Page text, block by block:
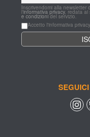
Inscrivendomi alla newsletter
l'informativa privacy, redata ai
e condizioni del servizio.
Accetto l'informativa